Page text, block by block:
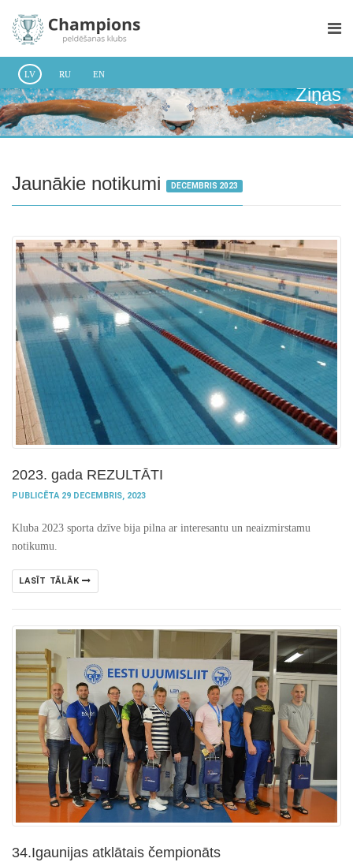
LV RU EN
Ziņas
Jaunākie notikumi DECEMBRIS 2023
2023. gada REZULTĀTI
PUBLICĒTA 29 DECEMBRIS, 2023
Kluba 2023 sporta dzīve bija pilna ar interesantu un neaizmirstamu
notikumu.
LASĪT TĀLĀK
34.Igaunijas atklātais čempionāts